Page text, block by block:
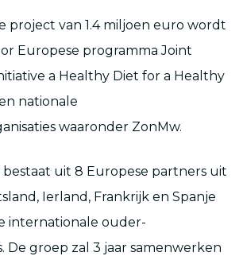
project van 1.4 miljoen euro wordt
Europese programma Joint
a Healthy Diet for a Healthy
nationale
waaronder ZonMw.
uit 8 Europese partners uit
Ierland, Frankrijk en Spanje
internationale ouder-
De groep zal 3 jaar samenwerken